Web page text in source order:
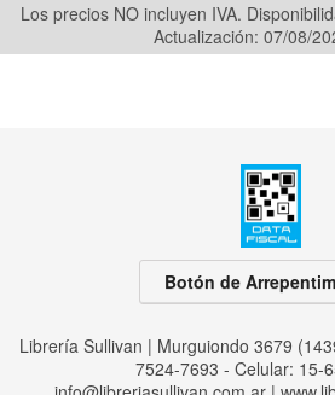
Los precios NO incluyen IVA.
Actualización: 07/08/
Botón de
Librería Sullivan | Murguiondo 3679
7524-7693 - Celular: 15-